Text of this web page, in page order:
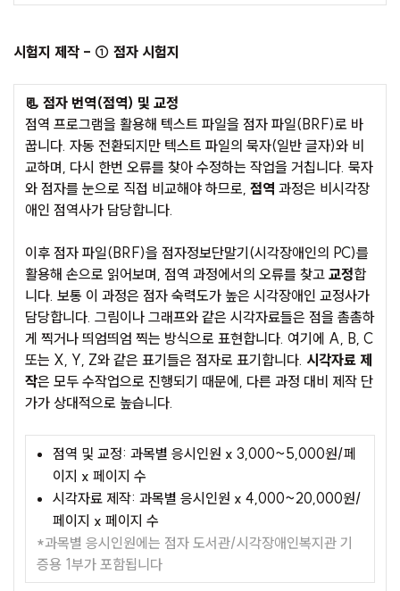
시험지 제작 - ① 점자 시험지
📃 점자 번역(점역) 및 교정
점역 프로그램을 활용해 텍스트 파일을 점자 파일(BRF)로 바
꿉니다. 자동 전환되지만 텍스트 파일의 묵자(일반 글자)와 비
교하며, 다시 한번 오류를 찾아 수정하는 작업을 거칩니다. 묵자
와 점자를 눈으로 직접 비교해야 하므로, 점역 과정은 비시각장
애인 점역사가 담당합니다.
이후 점자 파일(BRF)을 점자정보단말기(시각장애인의 PC)를
활용해 손으로 읽어보며, 점역 과정에서의 오류를 찾고 교정합
니다. 보통 이 과정은 점자 숙력도가 높은 시각장애인 교정사가
담당합니다. 그림이나 그래프와 같은 시각자료들은 점을 촘촘하
게 찍거나 띄엄띄엄 찍는 방식으로 표현합니다. 여기에 A, B, C
또는 X, Y, Z와 같은 표기들은 점자로 표기합니다. 시각자료 제
작은 모두 수작업으로 진행되기 때문에, 다른 과정 대비 제작 단
가가 상대적으로 높습니다.
점역 및 교정: 과목별 응시인원 x 3,000~5,000원/페
이지 x 페이지 수
시각자료 제작: 과목별 응시인원 x 4,000~20,000원/
페이지 x 페이지 수
*과목별 응시인원에는 점자 도서관/시각장애인복지관 기
증용 1부가 포함됩니다